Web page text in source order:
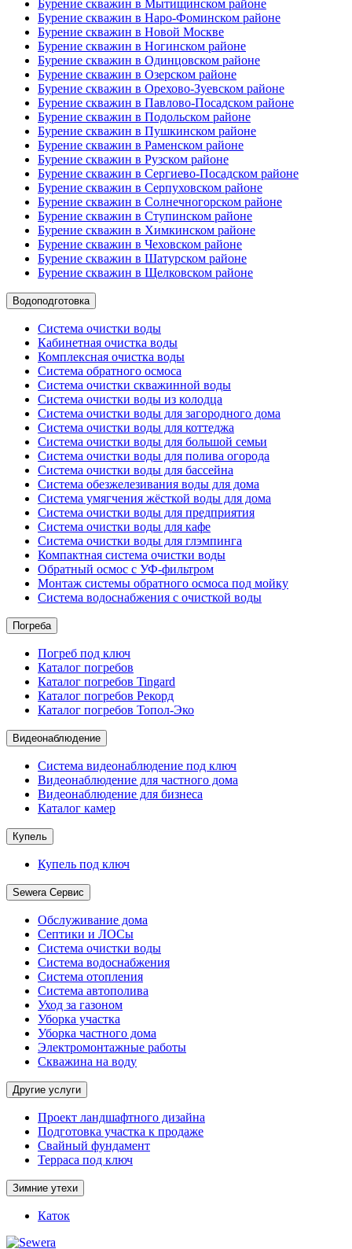
Бурение скважин в Мытищинском районе
Бурение скважин в Наро-Фоминском районе
Бурение скважин в Новой Москве
Бурение скважин в Ногинском районе
Бурение скважин в Одинцовском районе
Бурение скважин в Озерском районе
Бурение скважин в Орехово-Зуевском районе
Бурение скважин в Павлово-Посадском районе
Бурение скважин в Подольском районе
Бурение скважин в Пушкинском районе
Бурение скважин в Раменском районе
Бурение скважин в Рузском районе
Бурение скважин в Сергиево-Посадском районе
Бурение скважин в Серпуховском районе
Бурение скважин в Солнечногорском районе
Бурение скважин в Ступинском районе
Бурение скважин в Химкинском районе
Бурение скважин в Чеховском районе
Бурение скважин в Шатурском районе
Бурение скважин в Щелковском районе
Водоподготовка
Система очистки воды
Кабинетная очистка воды
Комплексная очистка воды
Система обратного осмоса
Система очистки скважинной воды
Система очистки воды из колодца
Система очистки воды для загородного дома
Система очистки воды для коттеджа
Система очистки воды для большой семьи
Система очистки воды для полива огорода
Система очистки воды для бассейна
Система обезжелезивания воды для дома
Система умягчения жёсткой воды для дома
Система очистки воды для предприятия
Система очистки воды для кафе
Система очистки воды для глэмпинга
Компактная система очистки воды
Обратный осмос c УФ-фильтром
Монтаж системы обратного осмоса под мойку
Система водоснабжения с очисткой воды
Погреба
Погреб под ключ
Каталог погребов
Каталог погребов Tingard
Каталог погребов Рекорд
Каталог погребов Топол-Эко
Видеонаблюдение
Система видеонаблюдение под ключ
Видеонаблюдение для частного дома
Видеонаблюдение для бизнеса
Каталог камер
Купель
Купель под ключ
Sewera Сервис
Обслуживание дома
Септики и ЛОСы
Система очистки воды
Система водоснабжения
Система отопления
Система автополива
Уход за газоном
Уборка участка
Уборка частного дома
Электромонтажные работы
Скважина на воду
Другие услуги
Проект ландшафтного дизайна
Подготовка участка к продаже
Свайный фундамент
Терраса под ключ
Зимние утехи
Каток